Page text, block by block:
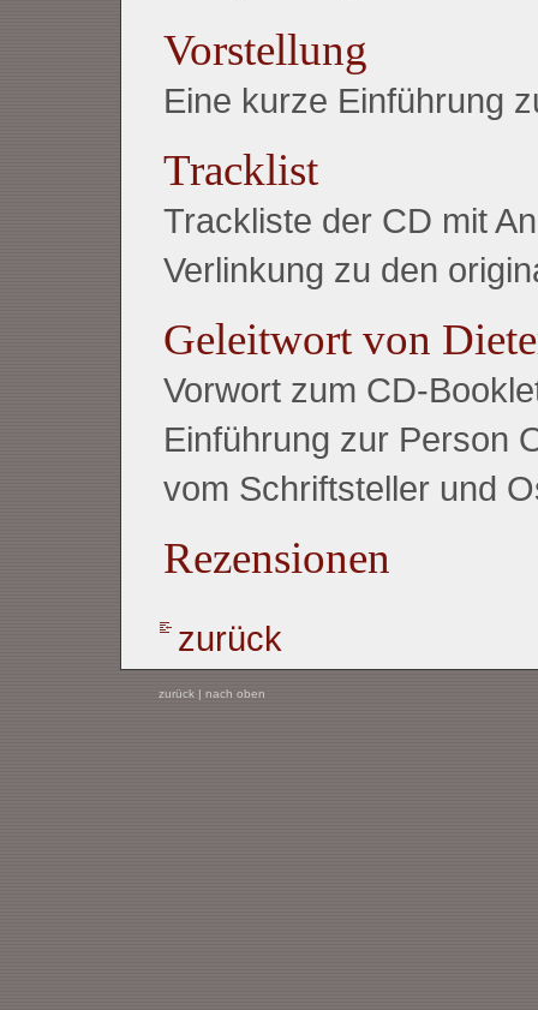
Vorstellung
Eine kurze Einführung
Tracklist
Trackliste der CD mit
Verlinkung zu den
Geleitwort von
Vorwort zum CD-
Einführung zur Person
vom Schriftsteller und
Rezensionen
zurück
zurück| nach oben